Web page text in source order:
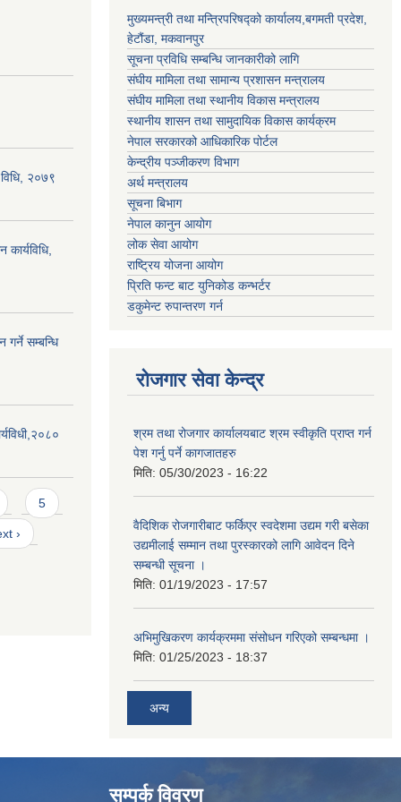
विधि, २०७९
गर्ने सम्बन्धि
5
›
मुख्यमन्त्री तथा मन्त्रिपरिषद्को कार्यालय,बगमती प्रदेश,
हेटौंडा, मकवानपुर
सूचना प्रविधि सम्बन्धि जानकारीको लागि
संघीय मामिला तथा सामान्य प्रशासन मन्त्रालय
संघीय मामिला तथा स्थानीय विकास मन्त्रालय
स्थानीय शासन तथा सामुदायिक विकास कार्यक्रम
नेपाल सरकारको आधिकारिक पोर्टल
केन्द्रीय पञ्जीकरण विभाग
अर्थ मन्त्रालय
सूचना बिभाग
नेपाल कानुन आयोग
लोक सेवा आयोग
राष्ट्रिय योजना आयोग
प्रिति फन्ट बाट युनिकोड कन्भर्टर
डकुमेन्ट रुपान्तरण गर्न
रोजगार सेवा केन्द्र
श्रम तथा रोजगार कार्यालयबाट श्रम स्वीकृति प्राप्त गर्न
पेश गर्नु पर्ने कागजातहरु
मिति: 05/30/2023 - 16:22
वैदिशिक रोजगारीबाट फर्किएर स्वदेशमा उद्यम गरी बसेका
उद्यमीलाई सम्मान तथा पुरस्कारको लागि आवेदन दिने
सम्बन्धी सूचना ।
मिति: 01/19/2023 - 17:57
अभिमुखिकरण कार्यक्रममा संसोधन गरिएको सम्बन्धमा ।
मिति: 01/25/2023 - 18:37
अन्य
सम्पर्क विवरण